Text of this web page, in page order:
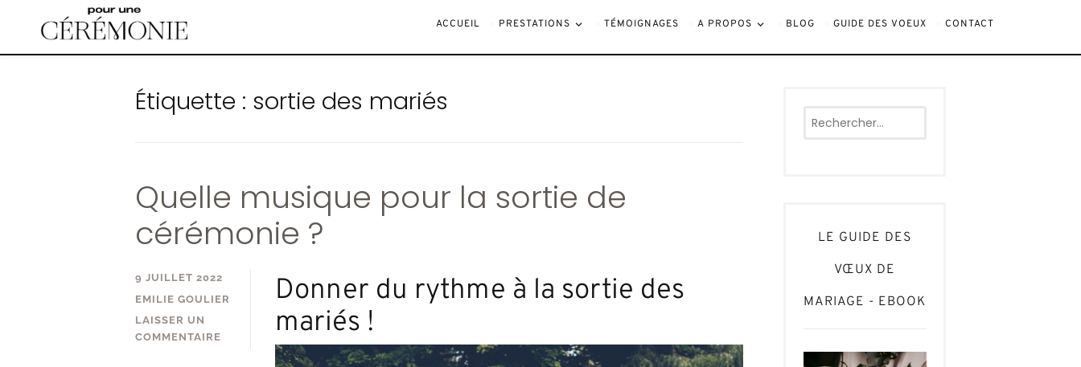
contenu
ACCUEIL PRESTATIONS TÉMOIGNAGES A PROPOS BLOG GUIDE DES VOEUX CONTACT
Étiquette : sortie des mariés
Quelle musique pour la sortie de
cérémonie ?
9 JUILLET 2022
EMILIE GOULIER
LAISSER UN
COMMENTAIRE
Donner du rythme à la sortie des
mariés !
LE GUIDE DES
VŒUX DE
MARIAGE - EBOOK